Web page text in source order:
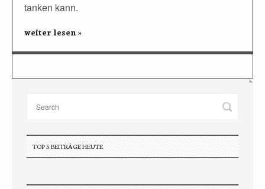
tanken kann.
weiter lesen »
TOP 5 BEITRÄGE HEUTE